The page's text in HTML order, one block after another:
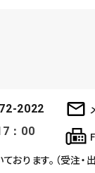
2022
：00
おります。（受注